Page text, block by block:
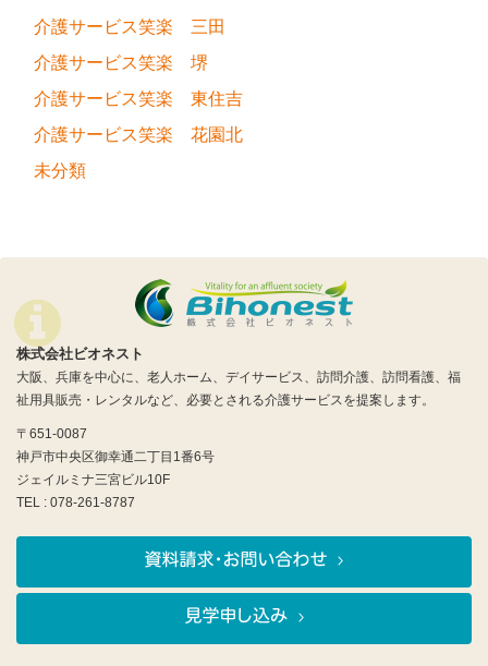
介護サービス笑楽 三田
介護サービス笑楽 堺
介護サービス笑楽 東住吉
介護サービス笑楽 花園北
未分類
株式会社ビオネスト
大阪、兵庫を中心に、老人ホーム、デイサービス、訪問介護、訪問看護、福
祉用具販売・レンタルなど、必要とされる介護サービスを提案します。
〒651-0087
神戸市中央区御幸通二丁目1番6号
ジェイルミナ三宮ビル10F
TEL : 078-261-8787